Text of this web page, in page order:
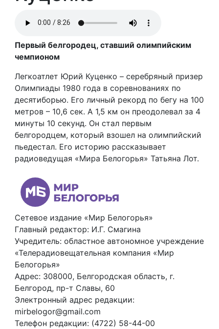
Первый белгородец, ставший олимпийским
чемпионом
Легкоатлет Юрий Куценко – серебряный призер
Олимпиады 1980 года в соревнованиях по
десятиборью. Его личный рекорд по бегу на 100
метров – 10,6 сек. А 1,5 км он преодолевал за 4
минуты 10 секунд. Он стал первым
белгородцем, который взошел на олимпийский
пьедестал. Его историю рассказывает
радиоведущая «Мира Белогорья» Татьяна Лот.
Сетевое издание «Мир Белогорья»
Главный редактор: И.Г. Смагина
Учредитель: областное автономное учреждение
«Телерадиовещательная компания «Мир
Белогорья»
Адрес: 308000, Белгородская область, г.
Белгород, пр-т Славы, 60
Электронный адрес редакции:
mirbelogor@gmail.com
Телефон редакции: (4722) 58-44-00